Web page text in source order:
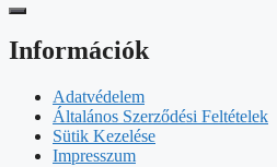
Információk
Adatvédelem
Általános Szerződési Feltételek
Sütik Kezelése
Impresszum